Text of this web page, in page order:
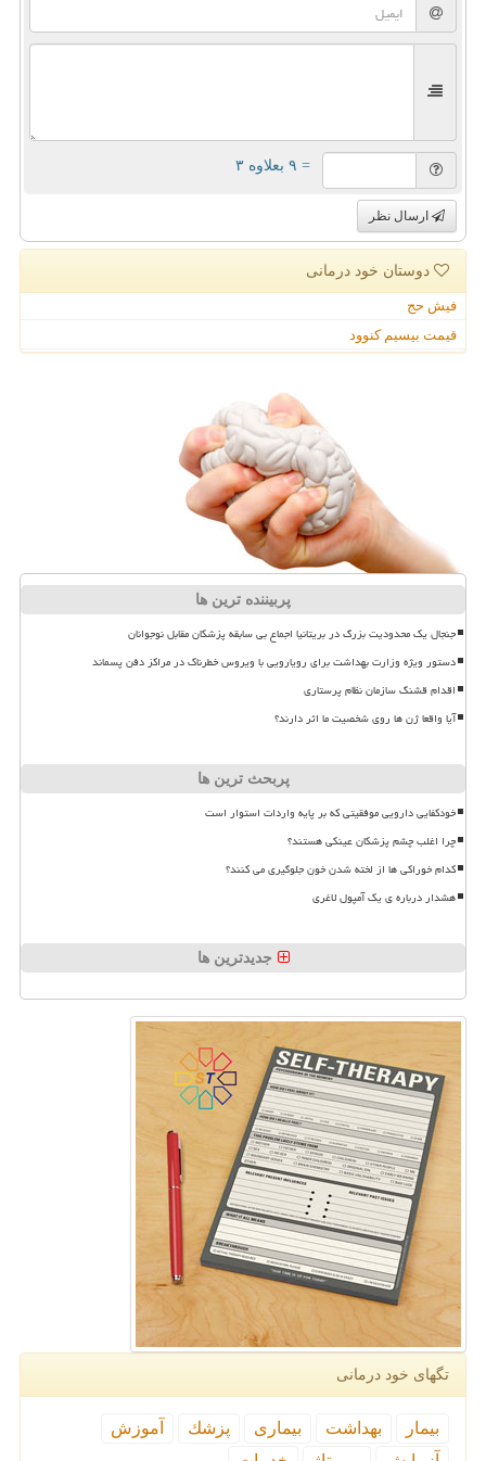
= ۹ بعلاوه ۳
ارسال نظر
دوستان خود درمانی
فیش حج
قیمت بیسیم کنوود
پربیننده ترین ها
جنجال یک محدودیت بزرگ در بریتانیا اجماع بی سابقه پزشکان مقابل نوجوانان
دستور ویژه وزارت بهداشت برای رویارویی با ویروس خطرناک در مراکز دفن پسماند
اقدام قشنگ سازمان نظام پرستاری
آیا واقعا ژن ها روی شخصیت ما اثر دارند؟
پربحث ترین ها
خودکفایی دارویی موفقیتی که بر پایه واردات استوار است
چرا اغلب چشم پزشکان عینکی هستند؟
کدام خوراکی ها از لخته شدن خون جلوگیری می کنند؟
هشدار درباره ی یک آمپول لاغری
جدیدترین ها
تگهای خود درمانی
بیمار بهداشت بیماری پزشك
آموزش